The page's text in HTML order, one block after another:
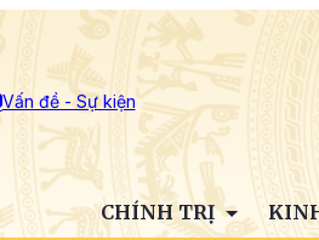
Vấn đề - Sự kiện
CHÍNH TRỊ